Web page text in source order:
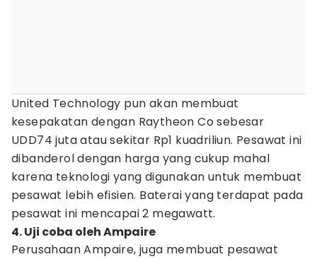
United Technology pun akan membuat
kesepakatan dengan Raytheon Co sebesar
UDD74 juta atau sekitar Rp1 kuadriliun. Pesawat ini
dibanderol dengan harga yang cukup mahal
karena teknologi yang digunakan untuk membuat
pesawat lebih efisien. Baterai yang terdapat pada
pesawat ini mencapai 2 megawatt.
4. Uji coba oleh Ampaire
Perusahaan Ampaire, juga membuat pesawat